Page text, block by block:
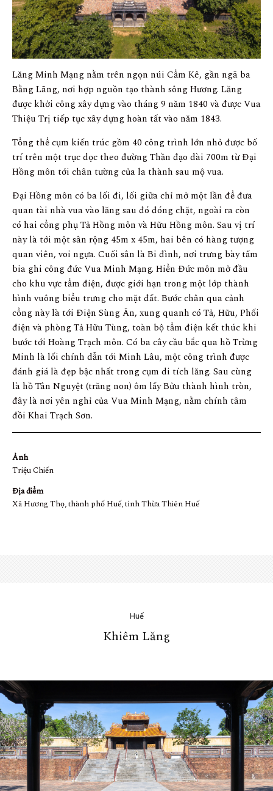
Lăng Minh Mạng nằm trên ngọn núi Cẩm Kê, gần ngã ba
Bằng Lãng, nơi hợp nguồn tạo thành sông Hương. Lăng
được khởi công xây dựng vào tháng 9 năm 1840 và được Vua
Thiệu Trị tiếp tục xây dựng hoàn tất vào năm 1843.
Tổng thể cụm kiến trúc gồm 40 công trình lớn nhỏ được bố
trí trên một trục dọc theo đường Thần đạo dài 700m từ Đại
Hồng môn tới chân tường của la thành sau mộ vua.
Đại Hồng môn có ba lối đi, lối giữa chỉ mở một lần để đưa
quan tài nhà vua vào lăng sau đó đóng chặt, ngoài ra còn
có hai cổng phụ Tả Hồng môn và Hữu Hồng môn. Sau vị trí
này là tới một sân rộng 45m x 45m, hai bên có hàng tượng
quan viên, voi ngựa. Cuối sân là Bi đình, nơi trưng bày tấm
bia ghi công đức Vua Minh Mạng. Hiển Đức môn mở đầu
cho khu vực tẩm điện, được giới hạn trong một lớp thành
hình vuông biểu trưng cho mặt đất. Bước chân qua cảnh
cổng này là tới Điện Sùng Ân, xung quanh có Tả, Hữu, Phối
điện và phòng Tả Hữu Tùng, toàn bộ tẩm điện kết thúc khi
bước tới Hoàng Trạch môn. Có ba cây cầu bắc qua hồ Trừng
Minh là lối chính dẫn tới Minh Lâu, một công trình được
đánh giá là đẹp bậc nhất trong cụm di tích lăng. Sau cùng
là hồ Tân Nguyệt (trăng non) ôm lấy Bửu thành hình tròn,
đây là nơi yên nghỉ của Vua Minh Mạng, nằm chính tâm
đồi Khai Trạch Sơn.
Ảnh
Triệu Chiến
Địa điểm
Xã Hương Thọ, thành phố Huế, tỉnh Thừa Thiên Huế
Huế
Khiêm Lăng